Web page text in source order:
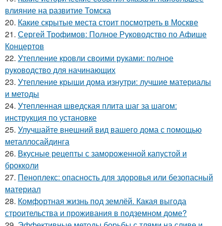
влияние на развитие Томска
20. Какие скрытые места стоит посмотреть в Москве
21. Сергей Трофимов: Полное Руководство по Афише
Концертов
22. Утепление кровли своими руками: полное
руководство для начинающих
23. Утепление крыши дома изнутри: лучшие материалы
и методы
24. Утепленная шведская плита шаг за шагом:
инструкция по установке
25. Улучшайте внешний вид вашего дома с помощью
металлосайдинга
26. Вкусные рецепты с замороженной капустой и
брокколи
27. Пеноплекс: опасность для здоровья или безопасный
материал
28. Комфортная жизнь под землёй. Какая выгода
строительства и проживания в подземном доме?